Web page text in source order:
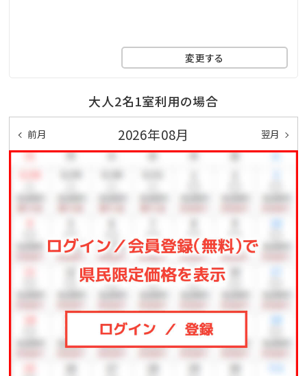
・レンタサイクル（有料）
・ベビーカー、ベビーベッド貸出(1日～3日 ￥1,080）
※レンタル備品は数に限りがございます（要事前予約）
＼第9回ちゅらとくアワード受賞／
特別な受賞記念プランをご用意！
▼先の日程をご希望の方
2食＋飲み放題付⇒プランを見る！
▼直前のご予約をご希望の方
⇒プランを見る！
変更する
大人2名1室利用の場合
前月 2026年08月 翌月